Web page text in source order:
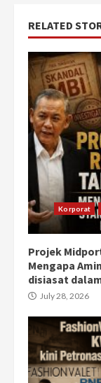
RELATED
Korporat
Projek
Mengapa
disiasat
July 28, 2026